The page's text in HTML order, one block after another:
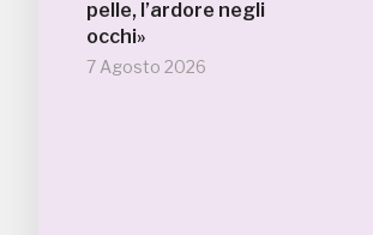
pelle, l’ardore negli
occhi»
7 Agosto 2026